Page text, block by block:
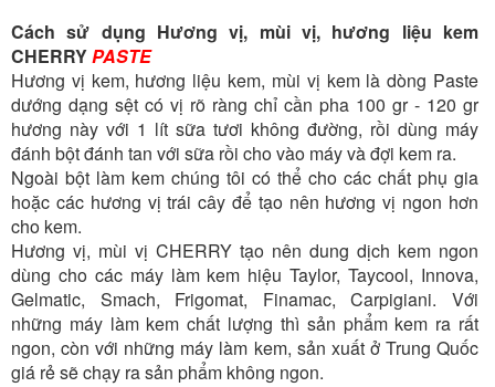
Cách sử dụng Hương vị, mùi vị, hương liệu kem
CHERRYPASTE
Hương vị kem, hương liệu kem, mùi vị kem là dòng Paste
dướng dạng sệt có vị rõ ràng chỉ cần pha 100 gr - 120 gr
hương này với 1 lít sữa tươi không đường, rồi dùng máy
đánh bột đánh tan với sữa rồi cho vào máy và đợi kem ra.
Ngoài bột làm kem chúng tôi có thể cho các chất phụ gia
hoặc các hương vị trái cây để tạo nên hương vị ngon hơn
cho kem.
Hương vị, mùi vị CHERRY tạo nên dung dịch kem ngon
dùng cho các máy làm kem hiệu Taylor, Taycool, Innova,
Gelmatic, Smach, Frigomat, Finamac, Carpigiani. Với
những máy làm kem chất lượng thì sản phẩm kem ra rất
ngon, còn với những máy làm kem, sản xuất ở Trung Quốc
giá rẻ sẽ chạy ra sản phẩm không ngon.